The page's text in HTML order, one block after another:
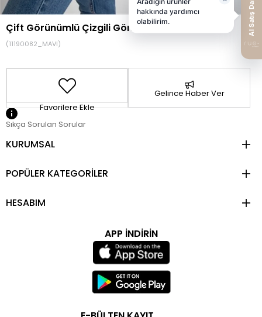
Çift Görünümlü Çizgili Gömlek Mavi
(11190082_MAVI)
Favorilere Ekle
Gelince Haber Ver
Sıkça Sorulan Sorular
KURUMSAL
POPÜLER KATEGORİLER
HESABIM
APP İNDİRİN